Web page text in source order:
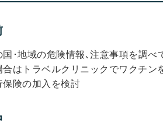
国･地域の危険情報､注意事項を調べ
合はトラベルクリニックでワクチン
保険の加入を検討